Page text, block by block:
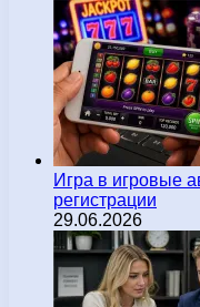
Игра в игровые
регистрации
29.06.2026